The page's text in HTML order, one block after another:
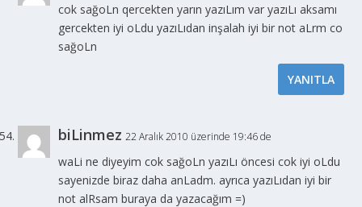
cok sağoLn qercekten yarın yazıLım var yazıLı aksamı
gercekten iyi oLdu yazıLıdan inşalah iyi bir not aLrm co
sağoLn
YANITLA
biLinmez 22 Aralık 2010 üzerinde 19:46 de
waLi ne diyeyim cok sağoLn yazıLı öncesi cok iyi oLdu
sayenizde biraz daha anLadm. ayrıca yazıLıdan iyi bir
not alRsam buraya da yazacağım =)